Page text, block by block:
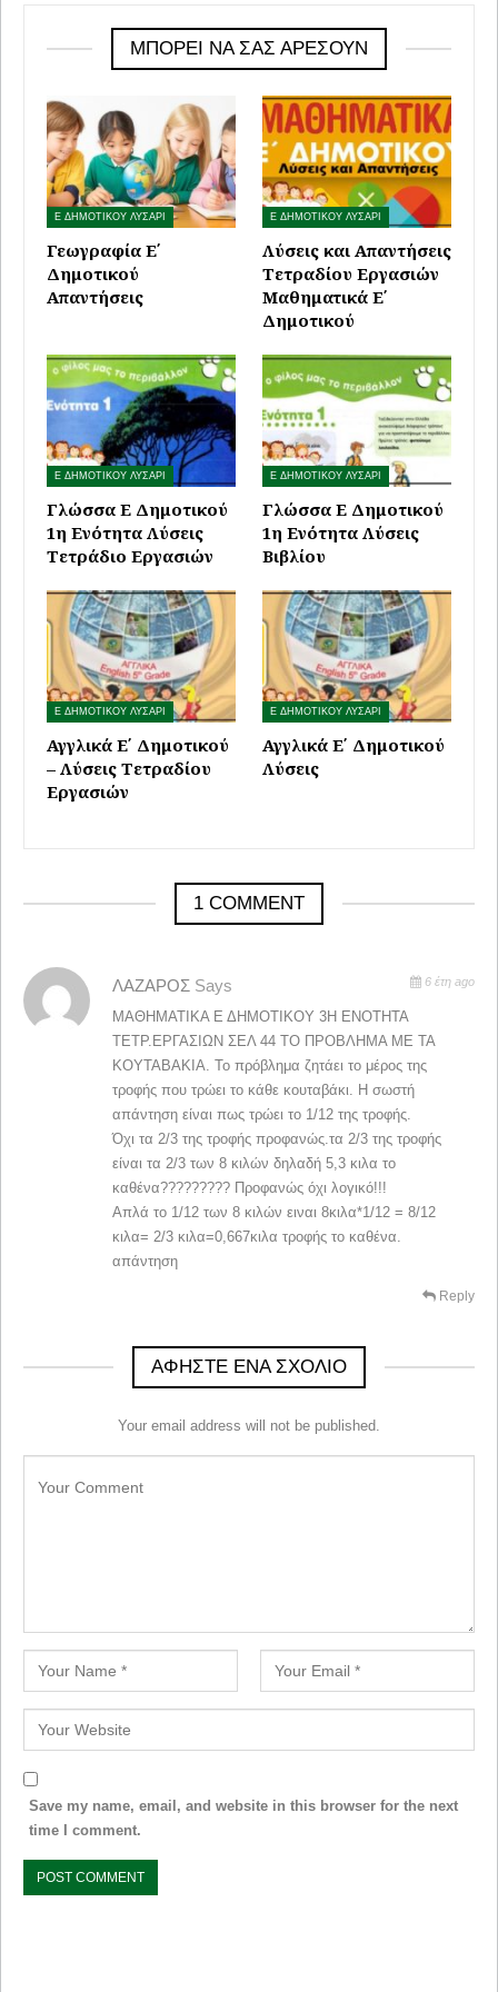
ΜΠΟΡΕΊ ΝΑ ΣΑΣ ΑΡΈΣΟΥΝ
Ε ΔΗΜΟΤΙΚΟΥ ΛΥΣΑΡΙ
Γεωγραφία Ε΄
Δημοτικού
Απαντήσεις
Ε ΔΗΜΟΤΙΚΟΥ ΛΥΣΑΡΙ
Λύσεις και Απαντήσεις
Τετραδίου Εργασιών
Μαθηματικά Ε΄
Δημοτικού
Ε ΔΗΜΟΤΙΚΟΥ ΛΥΣΑΡΙ
Γλώσσα Ε Δημοτικού
1η Ενότητα Λύσεις
Τετράδιο Εργασιών
Ε ΔΗΜΟΤΙΚΟΥ ΛΥΣΑΡΙ
Γλώσσα Ε Δημοτικού
1η Ενότητα Λύσεις
Βιβλίου
Ε ΔΗΜΟΤΙΚΟΥ ΛΥΣΑΡΙ
Αγγλικά Ε΄ Δημοτικού
– Λύσεις Τετραδίου
Εργασιών
Ε ΔΗΜΟΤΙΚΟΥ ΛΥΣΑΡΙ
Αγγλικά Ε΄ Δημοτικού
Λύσεις
1 COMMENT
ΛΑΖΑΡΟΣ Says 6 έτη ago
ΜΑΘΗΜΑΤΙΚΑ Ε ΔΗΜΟΤΙΚΟΥ 3Η ΕΝΟΤΗΤΑ
ΤΕΤΡ.ΕΡΓΑΣΙΩΝ ΣΕΛ 44 ΤΟ ΠΡΟΒΛΗΜΑ ΜΕ ΤΑ
ΚΟΥΤΑΒΑΚΙΑ. Το πρόβλημα ζητάει το μέρος της
τροφής που τρώει το κάθε κουταβάκι. Η σωστή
απάντηση είναι πως τρώει το 1/12 της τροφής.
Όχι τα 2/3 της τροφής προφανώς.τα 2/3 της τροφής
είναι τα 2/3 των 8 κιλών δηλαδή 5,3 κιλα το
καθένα????????? Προφανώς όχι λογικό!!!
Απλά το 1/12 των 8 κιλών ειναι 8κιλα*1/12 = 8/12
κιλα= 2/3 κιλα=0,667κιλα τροφής το καθένα.
απάντηση
Reply
ΑΦΉΣΤΕ ΈΝΑ ΣΧΌΛΙΟ
Your email address will not be published.
Save my name, email, and website in this browser for the next
time I comment.